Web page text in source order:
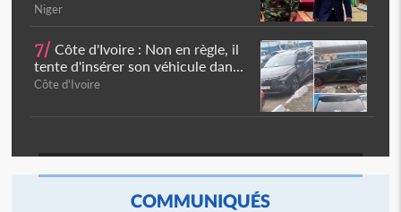
Niger
7/ Côte d'Ivoire : Non en règle, il
tente d'insérer son véhicule dan...
Côte d'Ivoire
COMMUNIQUÉS